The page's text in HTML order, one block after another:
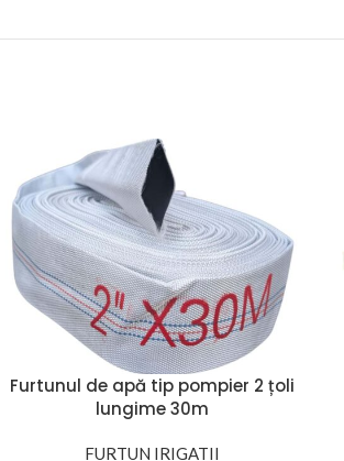
Furtunul de apă tip pompier 2 țoli
lungime 30m
FURTUN IRIGATII